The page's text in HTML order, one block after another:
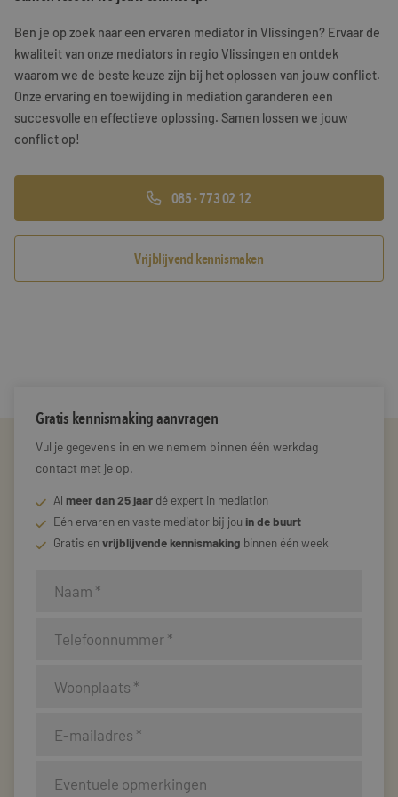
Training & Leiderschap
Referenties
Gratis folder
Ben je op zoek naar een ervaren mediator in Vlissingen? Ervaar de
kwaliteit van onze mediators in regio Vlissingen en ontdek
waarom we de beste keuze zijn bij het oplossen van jouw conflict.
Onze ervaring en toewijding in mediation garanderen een
succesvolle en effectieve oplossing. Samen lossen we jouw
conflict op!
085 - 773 02 12
Vrijblijvend kennismaken
Gratis kennismaking aanvragen
Vul je gegevens in en we nemem binnen één werkdag
contact met je op.
Al meer dan 25 jaar dé expert in mediation
Eén ervaren en vaste mediator bij jou in de buurt
Gratis envrijblijvende kennismaking binnen één week